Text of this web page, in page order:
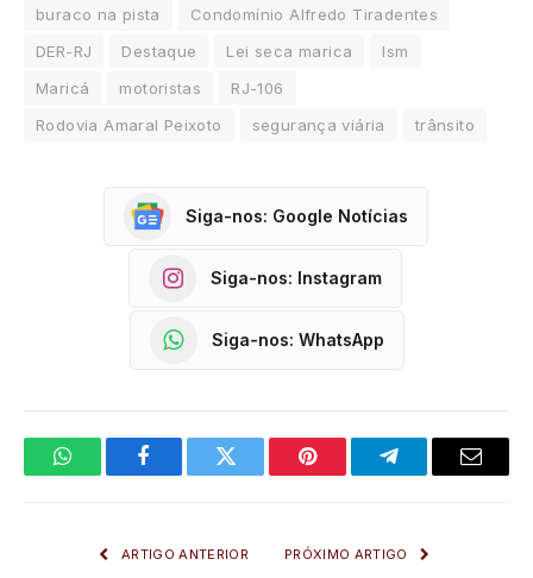
buraco na pista
Condomínio Alfredo Tiradentes
DER-RJ
Destaque Lei seca marica
lsm
Maricá
motoristas
RJ-106
Rodovia Amaral Peixoto
segurança viária trânsito
Siga-nos: Google Notícias
Siga-nos: Instagram
Siga-nos: WhatsApp
WhatsAppFacebookTwitter Pinterest TelegramaE-
ARTIGO ANTERIOR PRÓXIMO ARTIGO